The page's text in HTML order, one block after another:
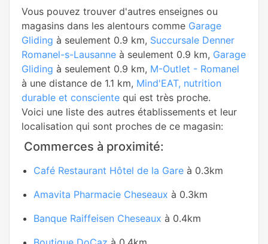
Vous pouvez trouver d'autres enseignes ou
magasins dans les alentours comme Garage
Gliding à seulement 0.9 km, Succursale Denner
Romanel-s-Lausanne à seulement 0.9 km, Garage
Gliding à seulement 0.9 km, M-Outlet - Romanel
à une distance de 1.1 km, Mind'EAT, nutrition
durable et consciente qui est très proche.
Voici une liste des autres établissements et leur
localisation qui sont proches de ce magasin:
Commerces à proximité:
Café Restaurant Hôtel de la Gare à 0.3km
Amavita Pharmacie Cheseaux à 0.3km
Banque Raiffeisen Cheseaux à 0.4km